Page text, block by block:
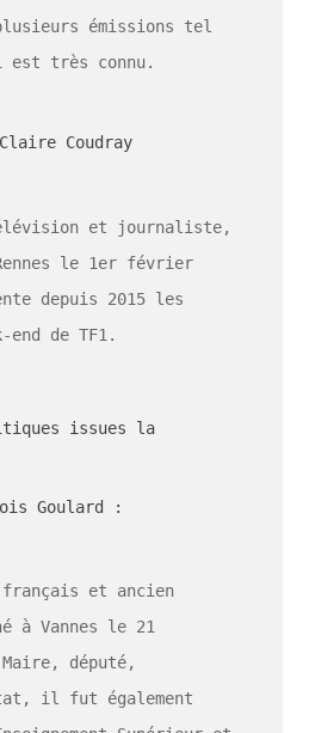
émissions tel
est très connu.
Coudray
et journaliste,
le 1er février
depuis 2015 les
end de TF1.
issues la
Goulard :
français et ancien
à Vannes le 21
député,
il fut également